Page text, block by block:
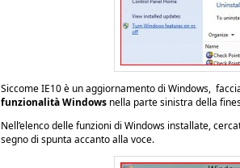
Siccome IE10 è un aggiornamento di Windows,
funzionalità Windows nella parte sinistra della
Nell’elenco delle funzioni di Windows installate,
segno di spunta accanto alla voce.